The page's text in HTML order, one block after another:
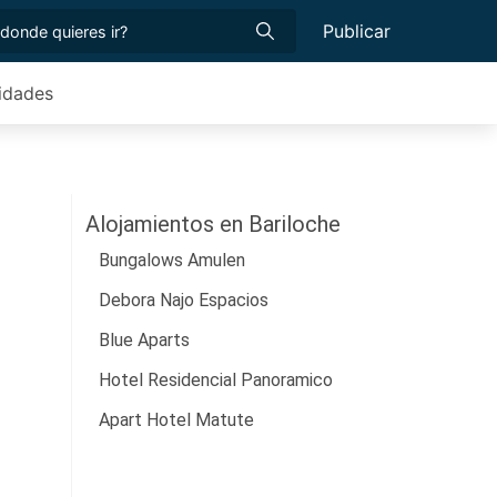
Publicar
Alojamientos en Bariloche
Bungalows Amulen
Debora Najo Espacios
Blue Aparts
Hotel Residencial Panoramico
Apart Hotel Matute